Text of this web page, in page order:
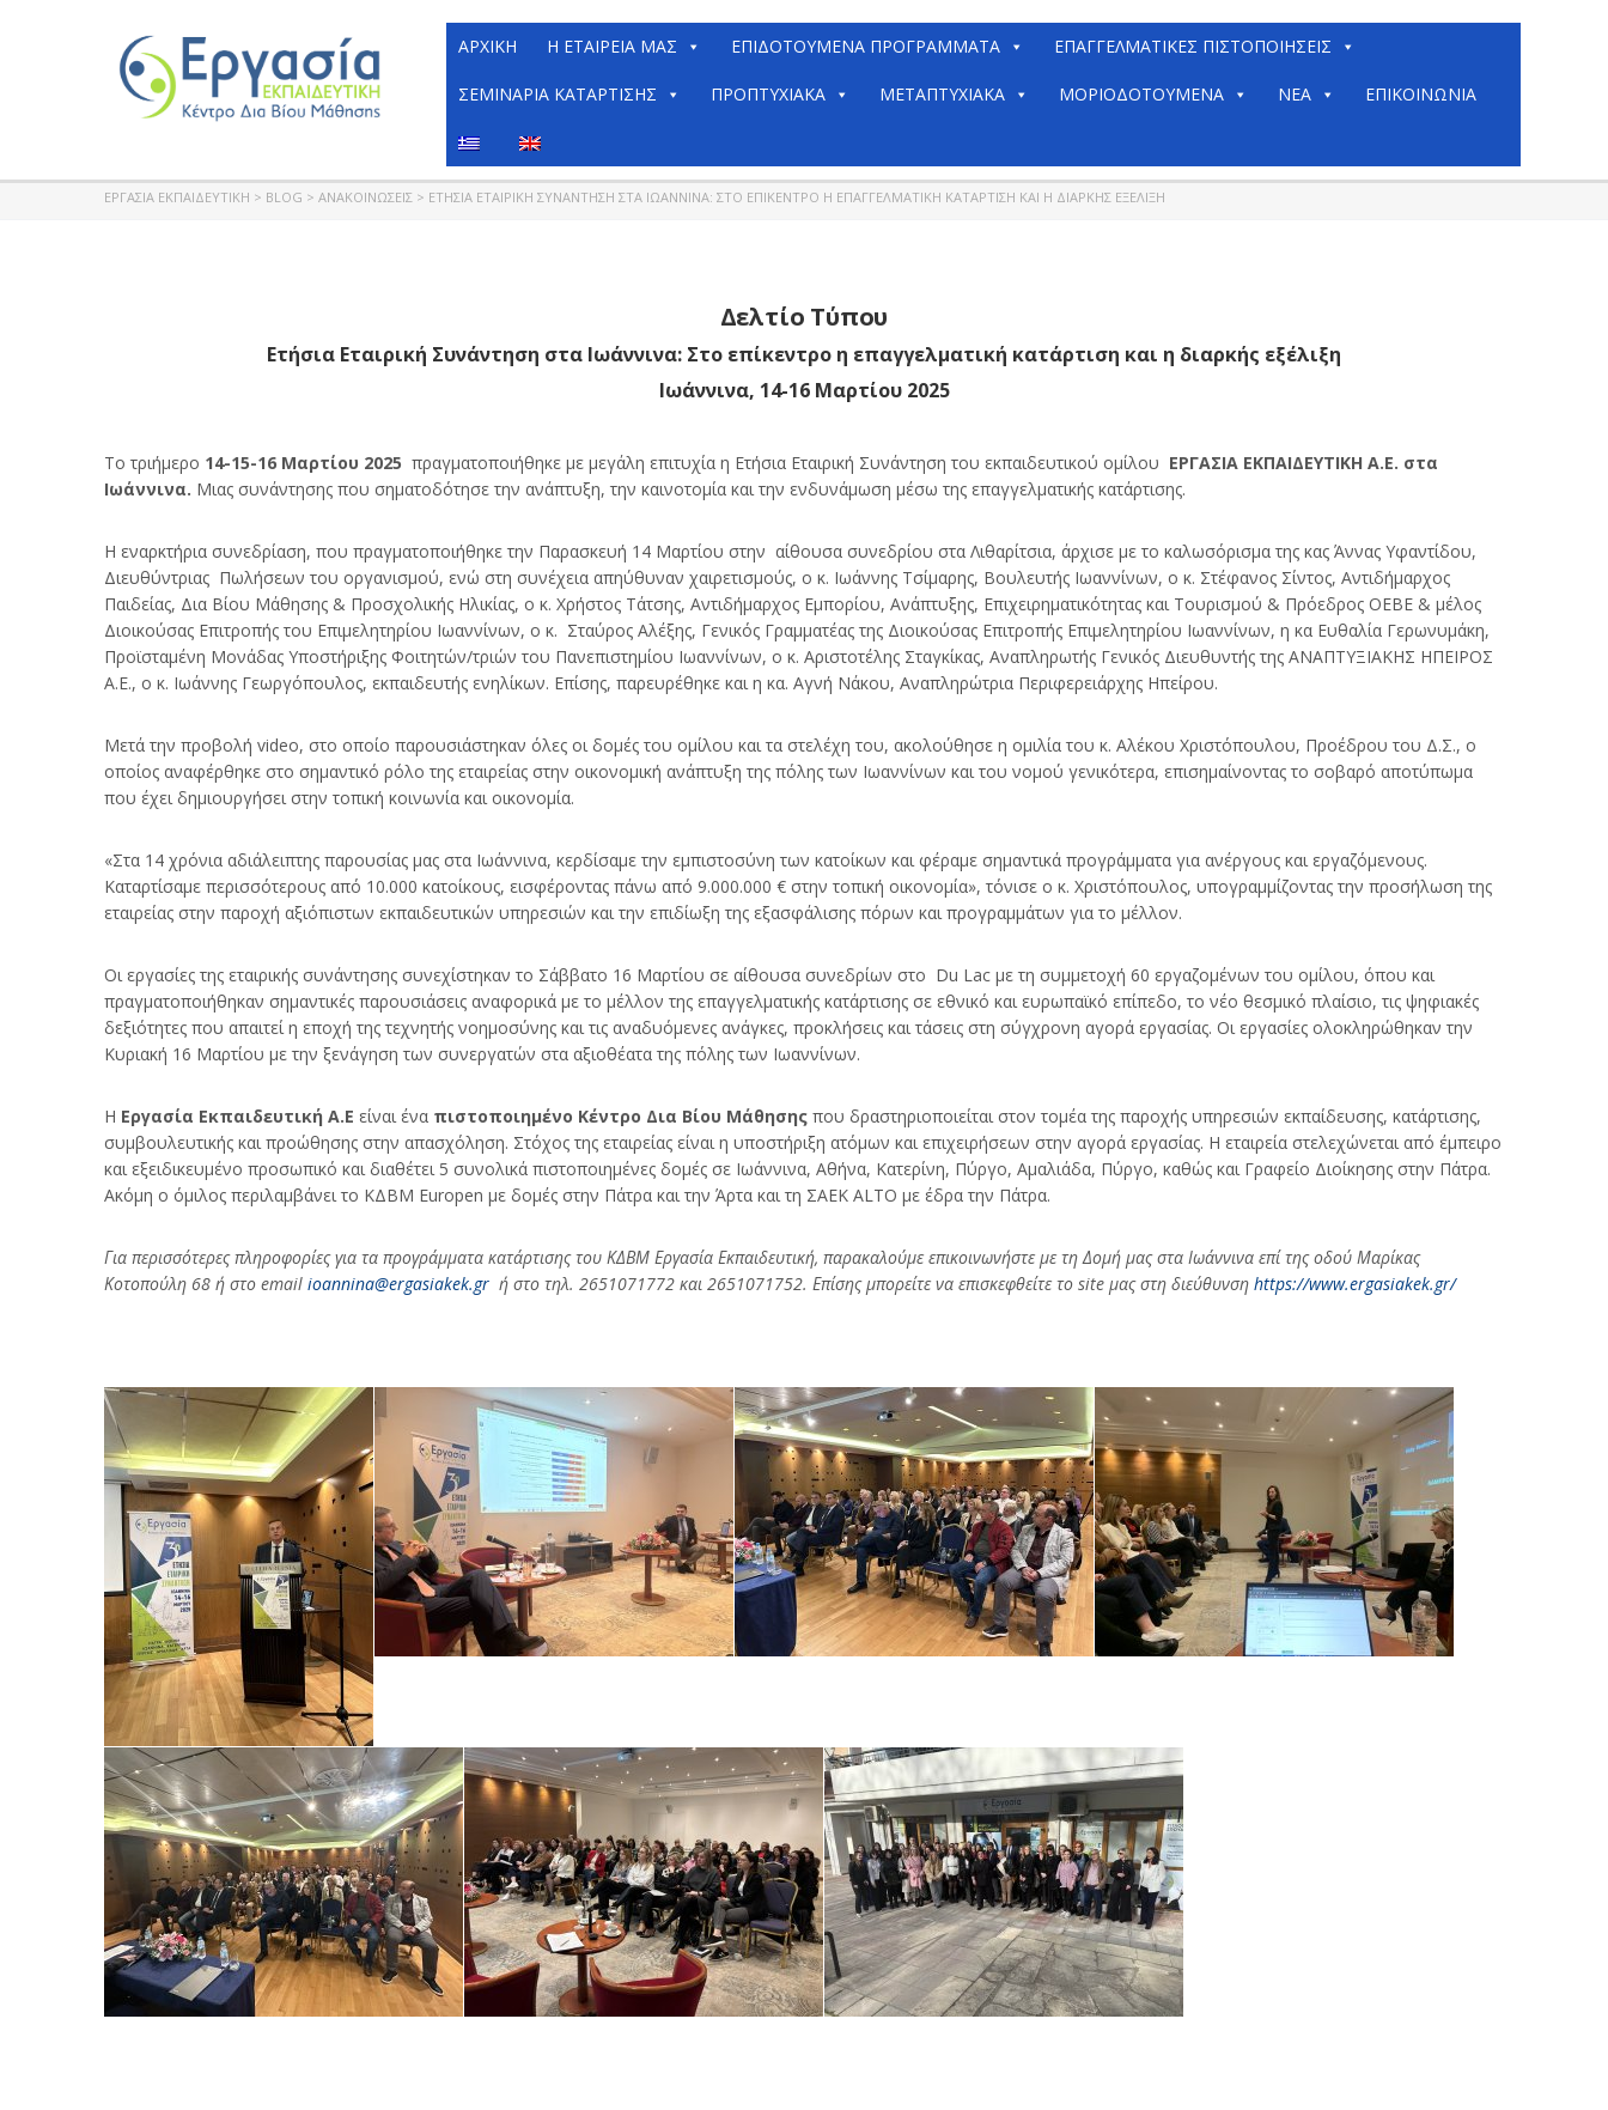
ΑΡΧΙΚΉ H ΕΤΑΙΡΕΊΑ ΜΑΣ ΕΠΙΔΟΤΟΥΜΕΝΑ ΠΡΟΓΡΑΜΜΑΤΑ ΕΠΑΓΓΕΛΜΑΤΙΚΈΣ ΠΙΣΤΟΠΟΙΉΣΕΙΣ
ΣΕΜΙΝΆΡΙΑ ΚΑΤΆΡΤΙΣΗΣ ΠΡΟΠΤΥΧΙΑΚΆ ΜΕΤΑΠΤΥΧΙΑΚΆ ΜΟΡΙΟΔΟΤΟΎΜΕΝΑ ΝΈΑ ΕΠΙΚΟΙΝΩΝΊΑ
ΕΡΓΑΣΊΑ ΕΚΠΑΙΔΕΥΤΙΚΉ > BLOG > ΑΝΑΚΟΙΝΏΣΕΙΣ > ΕΤΉΣΙΑ ΕΤΑΙΡΙΚΉ ΣΥΝΆΝΤΗΣΗ ΣΤΑ ΙΩΆΝΝΙΝΑ: ΣΤΟ ΕΠΊΚΕΝΤΡΟ Η ΕΠΑΓΓΕΛΜΑΤΙΚΉ ΚΑΤΆΡΤΙΣΗ ΚΑΙ Η ΔΙΑΡΚΉΣ ΕΞΈΛΙΞΗ
Δελτίο Τύπου
Ετήσια Εταιρική Συνάντηση στα Ιωάννινα: Στο επίκεντρο η επαγγελματική κατάρτιση και η διαρκής εξέλιξη
Ιωάννινα, 14-16 Μαρτίου 2025
Το τριήμερο 14-15-16 Μαρτίου 2025 πραγματοποιήθηκε με μεγάλη επιτυχία η Ετήσια Εταιρική Συνάντηση του εκπαιδευτικού ομίλου ΕΡΓΑΣΙΑ ΕΚΠΑΙΔΕΥΤΙΚΗ Α.Ε. στα
Ιωάννινα. Μιας συνάντησης που σηματοδότησε την ανάπτυξη, την καινοτομία και την ενδυνάμωση μέσω της επαγγελματικής κατάρτισης.
Η εναρκτήρια συνεδρίαση, που πραγματοποιήθηκε την Παρασκευή 14 Μαρτίου στην αίθουσα συνεδρίου στα Λιθαρίτσια, άρχισε με το καλωσόρισμα της κας Άννας Υφαντίδου,
Διευθύντριας Πωλήσεων του οργανισμού, ενώ στη συνέχεια απηύθυναν χαιρετισμούς, ο κ. Ιωάννης Τσίμαρης, Βουλευτής Ιωαννίνων, ο κ. Στέφανος Σίντος, Αντιδήμαρχος
Παιδείας, Δια Βίου Μάθησης & Προσχολικής Ηλικίας, ο κ. Χρήστος Τάτσης, Αντιδήμαρχος Εμπορίου, Ανάπτυξης, Επιχειρηματικότητας και Τουρισμού & Πρόεδρος ΟΕΒΕ & μέλος
Διοικούσας Επιτροπής του Επιμελητηρίου Ιωαννίνων, ο κ. Σταύρος Αλέξης, Γενικός Γραμματέας της Διοικούσας Επιτροπής Επιμελητηρίου Ιωαννίνων, η κα Ευθαλία Γερωνυμάκη,
Προϊσταμένη Μονάδας Υποστήριξης Φοιτητών/τριών του Πανεπιστημίου Ιωαννίνων, ο κ. Αριστοτέλης Σταγκίκας, Αναπληρωτής Γενικός Διευθυντής της ΑΝΑΠΤΥΞΙΑΚΗΣ ΗΠΕΙΡΟΣ
Α.Ε., ο κ. Ιωάννης Γεωργόπουλος, εκπαιδευτής ενηλίκων. Επίσης, παρευρέθηκε και η κα. Αγνή Νάκου, Αναπληρώτρια Περιφερειάρχης Ηπείρου.
Μετά την προβολή video, στο οποίο παρουσιάστηκαν όλες οι δομές του ομίλου και τα στελέχη του, ακολούθησε η ομιλία του κ. Αλέκου Χριστόπουλου, Προέδρου του Δ.Σ., ο
οποίος αναφέρθηκε στο σημαντικό ρόλο της εταιρείας στην οικονομική ανάπτυξη της πόλης των Ιωαννίνων και του νομού γενικότερα, επισημαίνοντας το σοβαρό αποτύπωμα
που έχει δημιουργήσει στην τοπική κοινωνία και οικονομία.
«Στα 14 χρόνια αδιάλειπτης παρουσίας μας στα Ιωάννινα, κερδίσαμε την εμπιστοσύνη των κατοίκων και φέραμε σημαντικά προγράμματα για ανέργους και εργαζόμενους.
Καταρτίσαμε περισσότερους από 10.000 κατοίκους, εισφέροντας πάνω από 9.000.000 € στην τοπική οικονομία», τόνισε ο κ. Χριστόπουλος, υπογραμμίζοντας την προσήλωση της
εταιρείας στην παροχή αξιόπιστων εκπαιδευτικών υπηρεσιών και την επιδίωξη της εξασφάλισης πόρων και προγραμμάτων για το μέλλον.
Οι εργασίες της εταιρικής συνάντησης συνεχίστηκαν το Σάββατο 16 Μαρτίου σε αίθουσα συνεδρίων στο Du Lac με τη συμμετοχή 60 εργαζομένων του ομίλου, όπου και
πραγματοποιήθηκαν σημαντικές παρουσιάσεις αναφορικά με το μέλλον της επαγγελματικής κατάρτισης σε εθνικό και ευρωπαϊκό επίπεδο, το νέο θεσμικό πλαίσιο, τις ψηφιακές
δεξιότητες που απαιτεί η εποχή της τεχνητής νοημοσύνης και τις αναδυόμενες ανάγκες, προκλήσεις και τάσεις στη σύγχρονη αγορά εργασίας. Οι εργασίες ολοκληρώθηκαν την
Κυριακή 16 Μαρτίου με την ξενάγηση των συνεργατών στα αξιοθέατα της πόλης των Ιωαννίνων.
Η Εργασία Εκπαιδευτική Α.Ε είναι ένα πιστοποιημένο Κέντρο Δια Βίου Μάθησης που δραστηριοποιείται στον τομέα της παροχής υπηρεσιών εκπαίδευσης, κατάρτισης,
συμβουλευτικής και προώθησης στην απασχόληση. Στόχος της εταιρείας είναι η υποστήριξη ατόμων και επιχειρήσεων στην αγορά εργασίας. Η εταιρεία στελεχώνεται από έμπειρο
και εξειδικευμένο προσωπικό και διαθέτει 5 συνολικά πιστοποιημένες δομές σε Ιωάννινα, Αθήνα, Κατερίνη, Πύργο, Αμαλιάδα, Πύργο, καθώς και Γραφείο Διοίκησης στην Πάτρα.
Ακόμη ο όμιλος περιλαμβάνει το ΚΔΒΜ Europen με δομές στην Πάτρα και την Άρτα και τη ΣΑΕΚ ALTO με έδρα την Πάτρα.
Για περισσότερες πληροφορίες για τα προγράμματα κατάρτισης του ΚΔΒΜ Εργασία Εκπαιδευτική, παρακαλούμε επικοινωνήστε με τη Δομή μας στα Ιωάννινα επί της οδού Μαρίκας
Κoτοπούλη 68 ή στο email ioannina@ergasiakek.gr ή στο τηλ. 2651071772 και 2651071752. Επίσης μπορείτε να επισκεφθείτε το site μας στη διεύθυνση https://www.ergasiakek.gr/